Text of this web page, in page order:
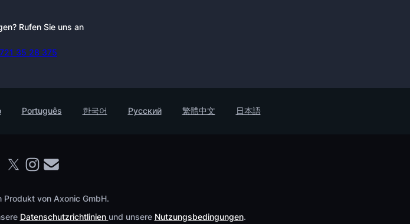
Rufen Sie uns an
35 28 375
Português 한국어 Русский 繁體中文 日本語
von Axonic GmbH.
Datenschutzrichtlinien und unsere Nutzungsbedingungen.